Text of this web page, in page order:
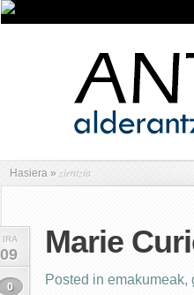
Hasiera » zientzia
IRA
09
0
Marie
Posted in emakumeak,